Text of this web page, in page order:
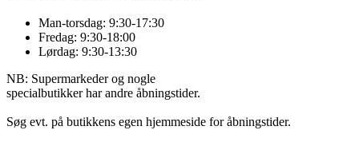
Man-torsdag: 9:30-17:30
Fredag: 9:30-18:00
Lørdag: 9:30-13:30
NB: Supermarkeder og nogle
specialbutikker har andre åbningstider.
Søg evt. på butikkens egen hjemmeside for åbningstider.